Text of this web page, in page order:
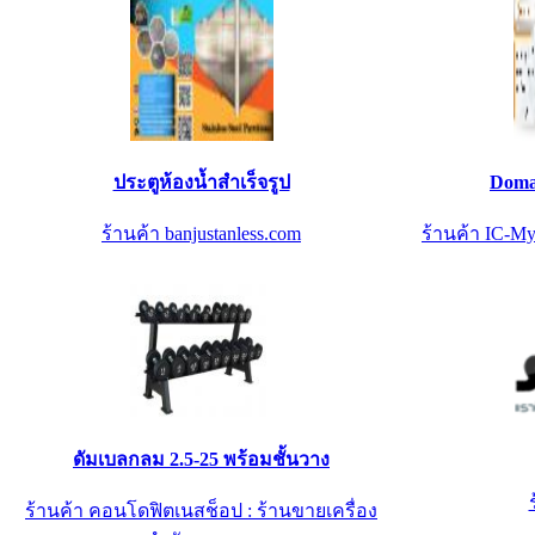
ประตูห้องน้ำสำเร็จรูป
ร้านค้า banjustanless.com ร้านค้า IC-
ดัมเบลกลม 2.5-25 พร้อมชั้นวาง
ร้านค้า คอนโดฟิตเนสช็อป : ร้านขายเครื่อง